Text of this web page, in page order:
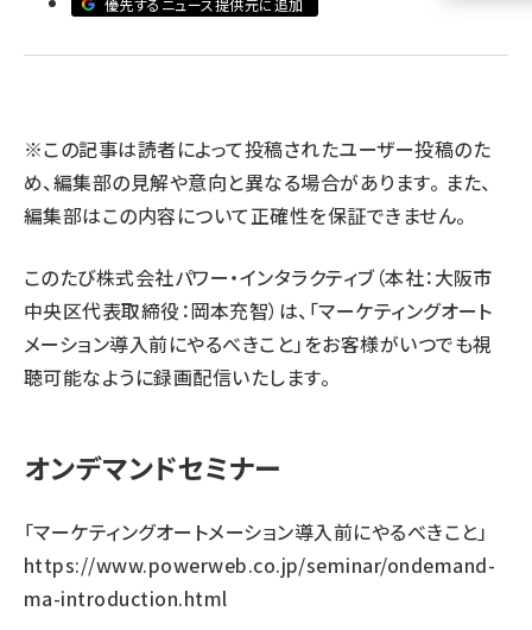
優先するニュース提供元に追加
※この記事は読者によって投稿されたユーザー投稿のた
め、編集部の見解や意向と異なる場合があります。 また、
編集部はこの内容について正確性を保証できません。
このたび株式会社パワー・インタラクティブ（本社：大阪市
中央区代表取締役：岡本充智）は、「マーケティングオート
メーション導入前にやるべきこと」をお客様がいつでも視
聴可能なように録画配信いたします。
オンデマンドセミナー
「マーケティングオートメーション導入前にやるべきこと」
https://www.powerweb.co.jp/seminar/ondemand-
ma-introduction.html